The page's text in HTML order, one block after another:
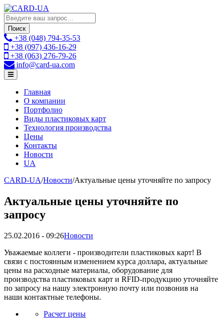
Поиск
+38 (048) 794-35-53
+38 (097) 436-16-29
+38 (063) 276-79-26
info@card-ua.com
Главная
О компании
Портфолио
Виды пластиковых карт
Технология производства
Цены
Контакты
Новости
UA
CARD-UA/Новости/Актуальные цены уточняйте по запросу
Актуальные цены уточняйте по
запросу
25.02.2016 - 09:26Новости
Уважаемые коллеги - производители пластиковых карт! В
связи с постоянным изменением курса доллара, актуальные
цены на расходные материалы, оборудование для
производства пластиковых карт и RFID-продукцию уточняйте
по запросу на нашу электронную почту или позвонив на
наши контактные телефоны.
Расчет цены